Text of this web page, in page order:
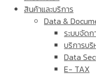
สินค้าและบริการ
Data &
ระบบจัดก
บริการบริ
Data
E- TAX